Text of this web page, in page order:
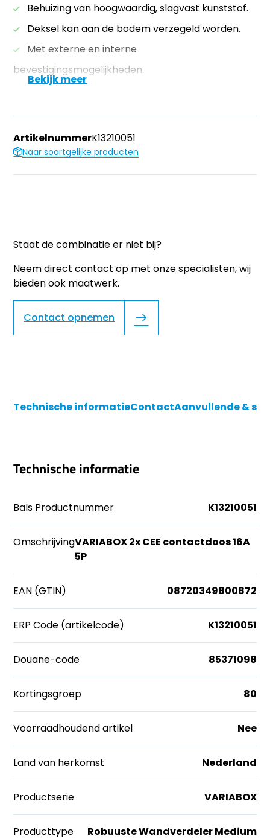
Behuizing van hoogwaardig, slagvast kunststof.
Deksel kan aan de bodem verzegeld worden.
Met externe en interne
bevestigingsmogelijkheden.
Bekijk meer
ArtikelnummerK13210051
Naar soortgelijke producten
Staat de combinatie er niet bij?
Neem direct contact op met onze specialisten, wij
bieden ook maatwerk.
Contact opnemen
Technische informatieContactAanvullende &
Technische informatie
Bals Productnummer K13210051
OmschrijvingVARIABOX 2x CEE contactdoos 16A
5P
EAN (GTIN) 08720349800872
ERP Code (artikelcode) K13210051
Douane-code 85371098
Kortingsgroep 80
Voorraadhoudend artikel Nee
Land van herkomst Nederland
Productserie VARIABOX
Producttype Robuuste Wandverdeler Medium